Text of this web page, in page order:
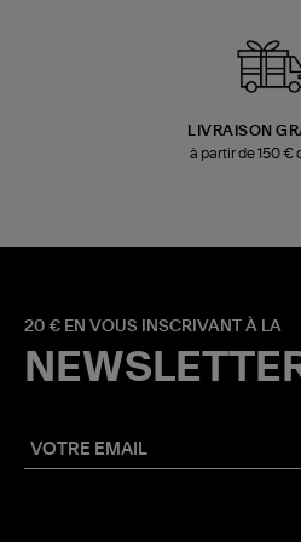
LIVRAISON
à partir de 150 €
20 € EN VOUS INSCRIVANT À LA